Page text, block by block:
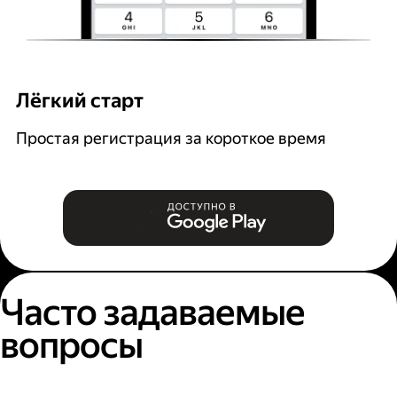
Лёгкий старт
Простая регистрация за короткое время
Часто задаваемые
вопросы